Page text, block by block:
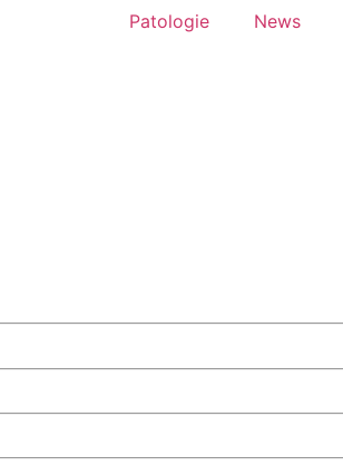
Patologie News